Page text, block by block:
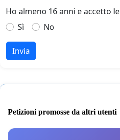
Ho almeno 16 anni e accetto le
Sì
No
Invia
Petizioni promosse da altri utenti